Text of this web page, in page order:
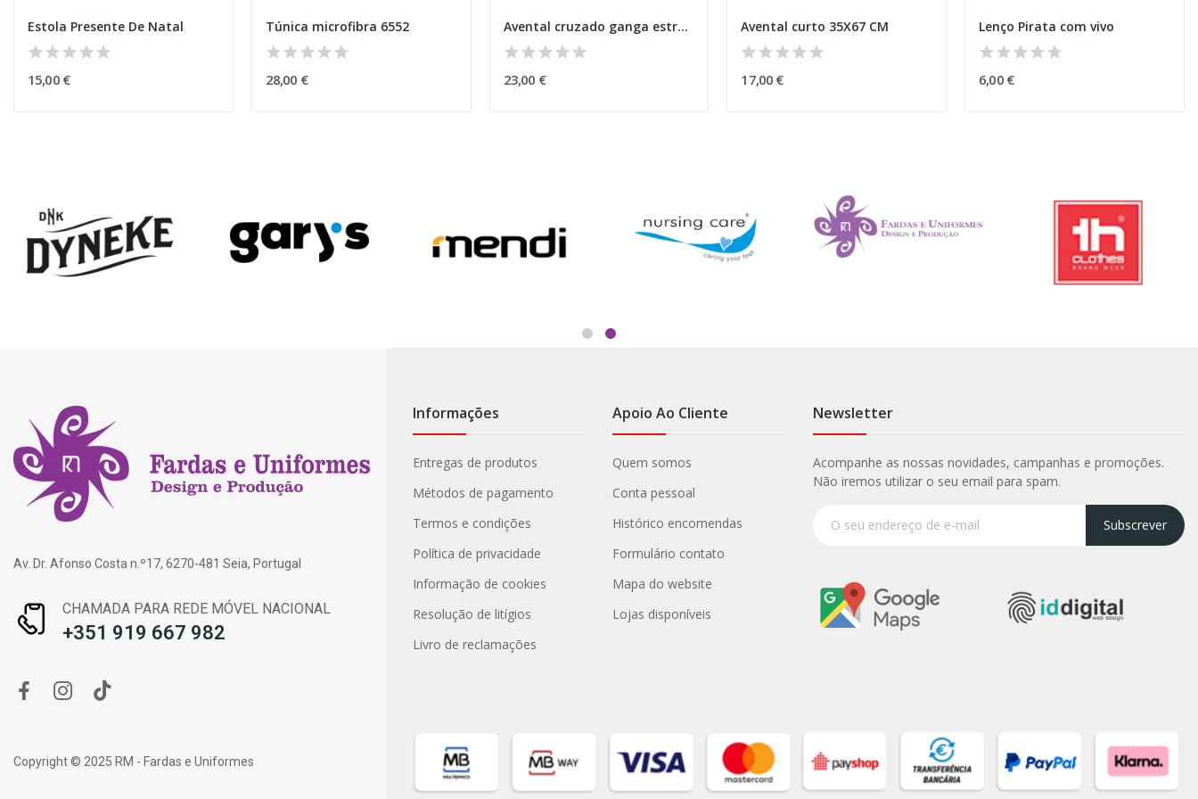
Estola Presente De Natal
15,00 €
Túnica microfibra 6552
28,00 €
Avental cruzado ganga estrelas rosa
23,00 €
Avental curto 35X67 CM
17,00 €
Lenço Pirata com vivo
6,00 €
Av. Dr. Afonso Costa n.º17, 6270-481 Seia, Portugal
CHAMADA PARA REDE MÓVEL NACIONAL
+351 919 667 982
Informações
Entregas de produtos
Métodos de pagamento
Termos e condições
Política de privacidade
Informação de cookies
Resolução de litígios
Livro de reclamações
Apoio Ao Cliente
Quem somos
Conta pessoal
Histórico encomendas
Formulário contato
Mapa do website
Lojas disponíveis
Newsletter
Acompanhe as nossas novidades, campanhas e promoções.
Não iremos utilizar o seu email para spam.
Subscrever
Copyright © 2025 RM - Fardas e Uniformes